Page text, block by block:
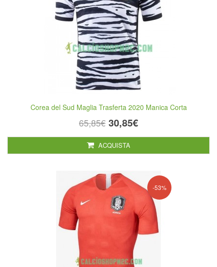
Corea del Sud Maglia Trasferta 2020 Manica Corta
65,85€ 30,85€
ACQUISTA
-53%